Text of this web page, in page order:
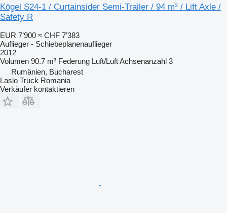
Kögel S24-1 / Curtainsider Semi-Trailer / 94 m³ / Lift Axle /
Safety R
EUR 7’900 ≈ CHF 7’383
Auflieger - Schiebeplanenauflieger
2012
Volumen 90.7 m³ Federung Luft/LuftAchsenanzahl 3
Rumänien, Bucharest
Laslo Truck Romania
Verkäufer kontaktieren